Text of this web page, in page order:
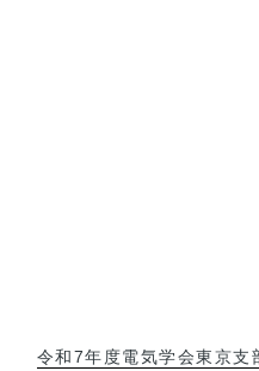
令和7年度電気学会東京支